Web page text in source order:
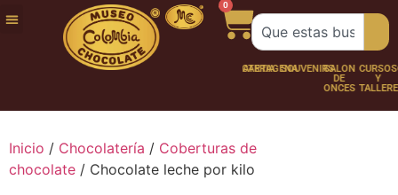
0
FUNDACIÓNNUESTRATRABAJA
CHOCOLATERÍA
CARTAGENASOUVENIRSSALÓN
DE
ONCES
CURSOS
Y
Inicio / Chocolatería / Coberturas de
chocolate / Chocolate leche por kilo